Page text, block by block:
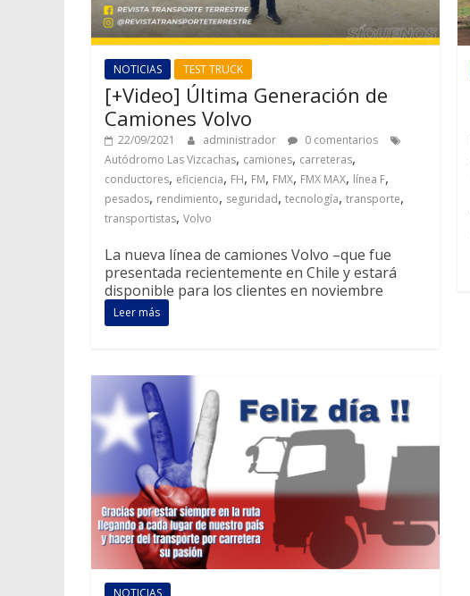
NOTICIAS TEST TRUCK
[+Video] Última Generación de
Camiones Volvo
22/09/2021 administrador
0 comentarios
Autódromo Las Vizcachas, camiones, carreteras,
conductores, eficiencia, FH, FM, FMX, FMX MAX, línea F,
pesados, rendimiento, seguridad, tecnología, transporte,
transportistas, Volvo
La nueva línea de camiones Volvo –que fue
presentada recientemente en Chile y estará
disponible para los clientes en noviembre
Leer más
NOTICIAS